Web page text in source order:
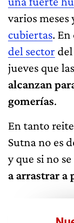
varios meses
cubiertas.
del sector
jueves que
alcanzan
gomerías.
En tanto
Sutna no es
y que si no
a arrastrar a